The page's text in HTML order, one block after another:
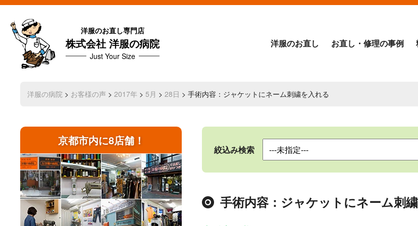
洋服のお直し専門店
株式会社 洋服の病院
Just Your Size
洋服のお直し お直し・修理の事例
洋服の病院 > お客様の声 > 2017年 > 5月 > 28日 > 手術内容：ジャケットにネーム刺繍を入れる
京都市内に8店舗！
絞込み検索
手術内容：ジャケットにネーム刺